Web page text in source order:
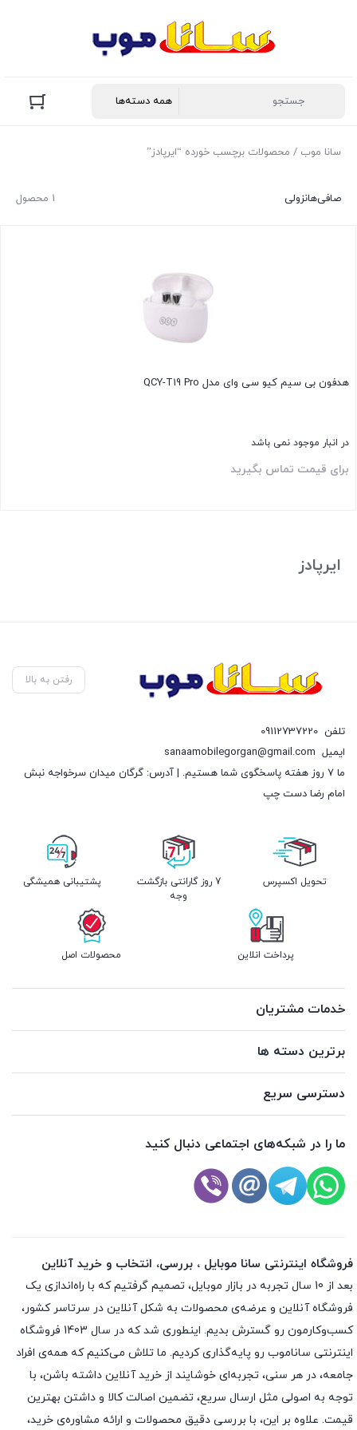
سانا موب / محصولات برچسب خورده “ایرپادز”
1 محصول صافی‌هانزولی
هدفون بی سیم کیو سی وای مدل QCY-T19 Pro
در انبار موجود نمی باشد
برای قیمت تماس بگیرید
ایرپادز
رفتن به بالا
تلفن 09112737220
ایمیل sanaamobilegorgan@gmail.com
ما 7 روز هفته پاسخگوی شما هستیم. | آدرس: گرگان میدان سرخواجه نبش
امام رضا دست چپ
تحویل اکسپرس
7 روز گارانتی بازگشت
وجه
پشتیبانی همیشگی
پرداخت انلاین محصولات اصل
خدمات مشتریان
برترین دسته ها
دسترسی سریع
ما را در شبکه‌های اجتماعی دنبال کنید
فروشگاه اینترنتی سانا موبایل ، بررسی، انتخاب و خرید آنلاین
بعد از 10 سال تجربه در بازار موبایل، تصمیم گرفتیم که با راه‌اندازی یک
فروشگاه آنلاین و عرضه‌ی محصولات به شکل آنلاین در سرتاسر کشور،
کسب‌وکارمون رو گسترش بدیم. اینطوری شد که در سال 1403 فروشگاه
اینترنتی ساناموب رو پایه‌گذاری کردیم. ما تلاش می‌کنیم که همه‌ی افراد
جامعه، در هر سنی، تجربه‌ای خوشایند از خرید آنلاین داشته باشن، با
توجه به اصولی مثل ارسال سریع، تضمین اصالت کالا و داشتن بهترین
قیمت. علاوه بر این، با بررسی دقیق محصولات و ارائه مشاوره‌ی خرید،